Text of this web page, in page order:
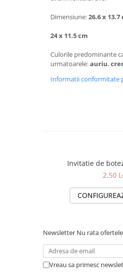
Dimensiune:26.6 x 13.7
24 x 11.5 cm
Culorile predominante
urmatoarele:auriu,
Informatii conformitate
Invitatie de
2,50
Newsletter Nu rata
Vreau sa primesc